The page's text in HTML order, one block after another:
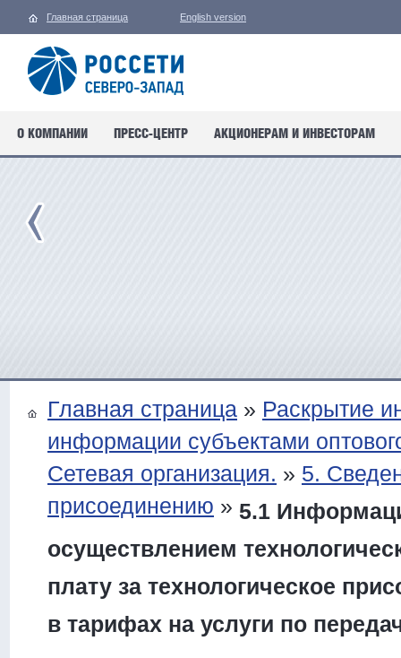
Главная страница English version
О КОМПАНИИ ПРЕСС-ЦЕНТР АКЦИОНЕРАМ И ИНВЕСТОРАМ
Главная страница » Раскрытие
информации субъектами
Сетевая организация. » 5.
присоединению » 5.1
осуществлением
плату за технологическое
в тарифах на услуги по